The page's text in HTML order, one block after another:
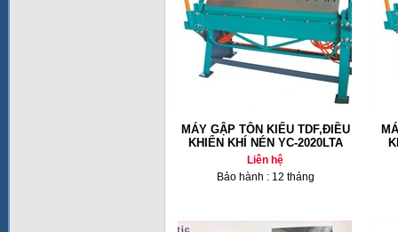
MÁY GẬP TÔN KIỂU TDF,ĐIỀU
KHIỂN KHÍ NÉN YC-2020LTA
Liên hệ
Bảo hành : 12 tháng